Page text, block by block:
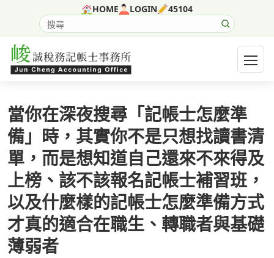
HOME LOGIN 45104
搜尋網站內容
開啟
當你在深夜搜尋「記帳士怎麼準
備」時，其實你不是只想找讀書清
單，而是想知道自己還來不來得及
上榜、該不該報名記帳士補習班，
以及什麼樣的記帳士怎麼準備方式
才真的適合在職生、轉職者與基礎
薄弱者